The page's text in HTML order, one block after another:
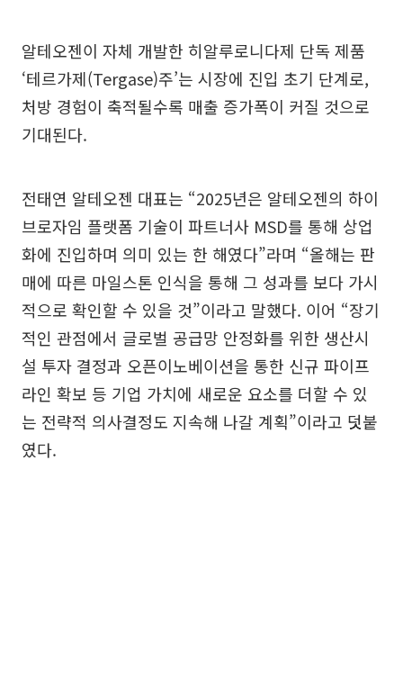
알테오젠이 자체 개발한 히알루로니다제 단독 제품
‘테르가제(Tergase)주’는 시장에 진입 초기 단계로,
처방 경험이 축적될수록 매출 증가폭이 커질 것으로
기대된다.
전태연 알테오젠 대표는 “2025년은 알테오젠의 하이
브로자임 플랫폼 기술이 파트너사 MSD를 통해 상업
화에 진입하며 의미 있는 한 해였다”라며 “올해는 판
매에 따른 마일스톤 인식을 통해 그 성과를 보다 가시
적으로 확인할 수 있을 것”이라고 말했다. 이어 “장기
적인 관점에서 글로벌 공급망 안정화를 위한 생산시
설 투자 결정과 오픈이노베이션을 통한 신규 파이프
라인 확보 등 기업 가치에 새로운 요소를 더할 수 있
는 전략적 의사결정도 지속해 나갈 계획”이라고 덧붙
였다.